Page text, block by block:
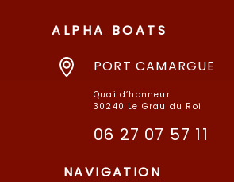
ALPHA BOATS
PORT CAMARGUE
Quai d’honneur
30240 Le Grau du Roi
06 27 07 57 11
NAVIGATION